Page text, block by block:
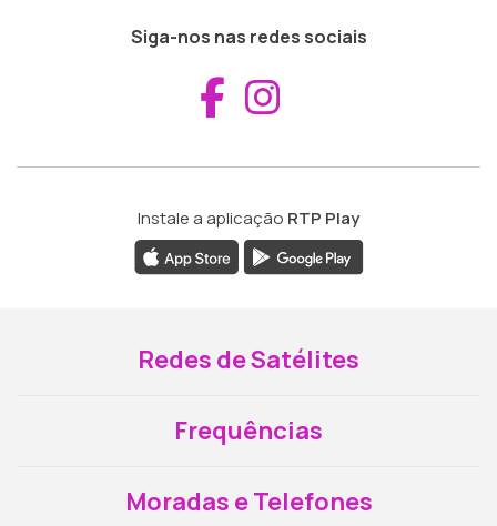
Siga-nos nas redes sociais
Aceder ao
Instale a aplicação RTP Play
Redes de Satélites
Frequências
Moradas e Telefones